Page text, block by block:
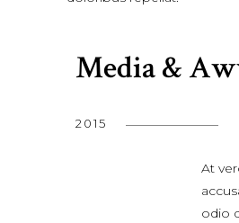
Media &
2015
At
odio